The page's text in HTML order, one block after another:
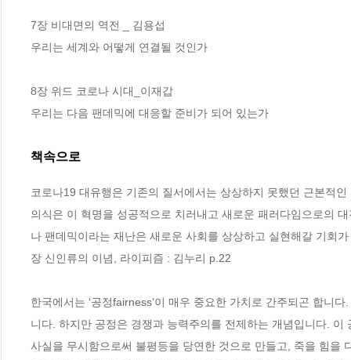
7장 비대면의 역전 _ 김용섭
우리는 세계와 어떻게 연결될 것인가
8장 위드 코로나 시대_이재갑
우리는 다음 팬데믹에 대응할 준비가 되어 있는가
책속으로
코로나19 대유행은 기존의 질서에서는 상상하지 못했던 근본적
의식은 이 혁명을 성공적으로 치러내고 새로운 패러다임으로의
나 팬데믹이라는 재난은 새로운 사회를 상상하고 실현해갈 기회
장 신인류의 이념, 라이피즘 : 김누리 p.22
한국에서는 ‘공정fairness’이 매우 중요한 가치로 간주되곤 합니
니다. 하지만 공정은 경쟁과 능력주의를 전제하는 개념입니다.
사실을 무시함으로써 불평등을 당연한 것으로 만들고, 죽을 힘을